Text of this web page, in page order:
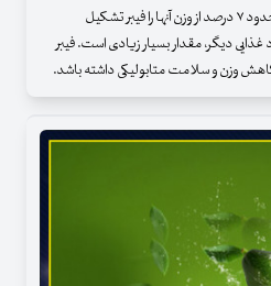
آووکادوها سرشار از فیبر هستند و حدود ۷ درصد از وزن آنها را فیبر تشکیل
دیگر، مقدار بسیار زیادی است. فیبر
وزن و سلامت متابولیکی داشته باشد.